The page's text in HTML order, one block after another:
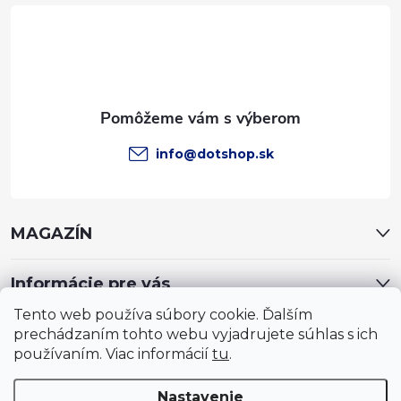
Tento web používa súbory cookie. Ďalším
prechádzaním tohto webu vyjadrujete súhlas s ich
používaním. Viac informácií tu.
Nastavenie
info@dotshop.sk
MAGAZÍN
Informácie pre vás